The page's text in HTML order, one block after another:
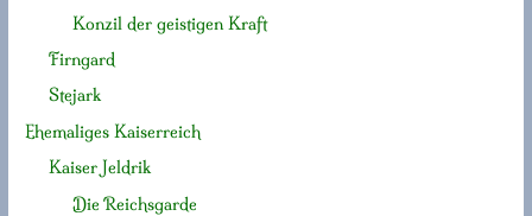
Konzil der geistigen Kraft
Firngard
Stejark
Ehemaliges Kaiserreich
Kaiser Jeldrik
Die Reichsgarde